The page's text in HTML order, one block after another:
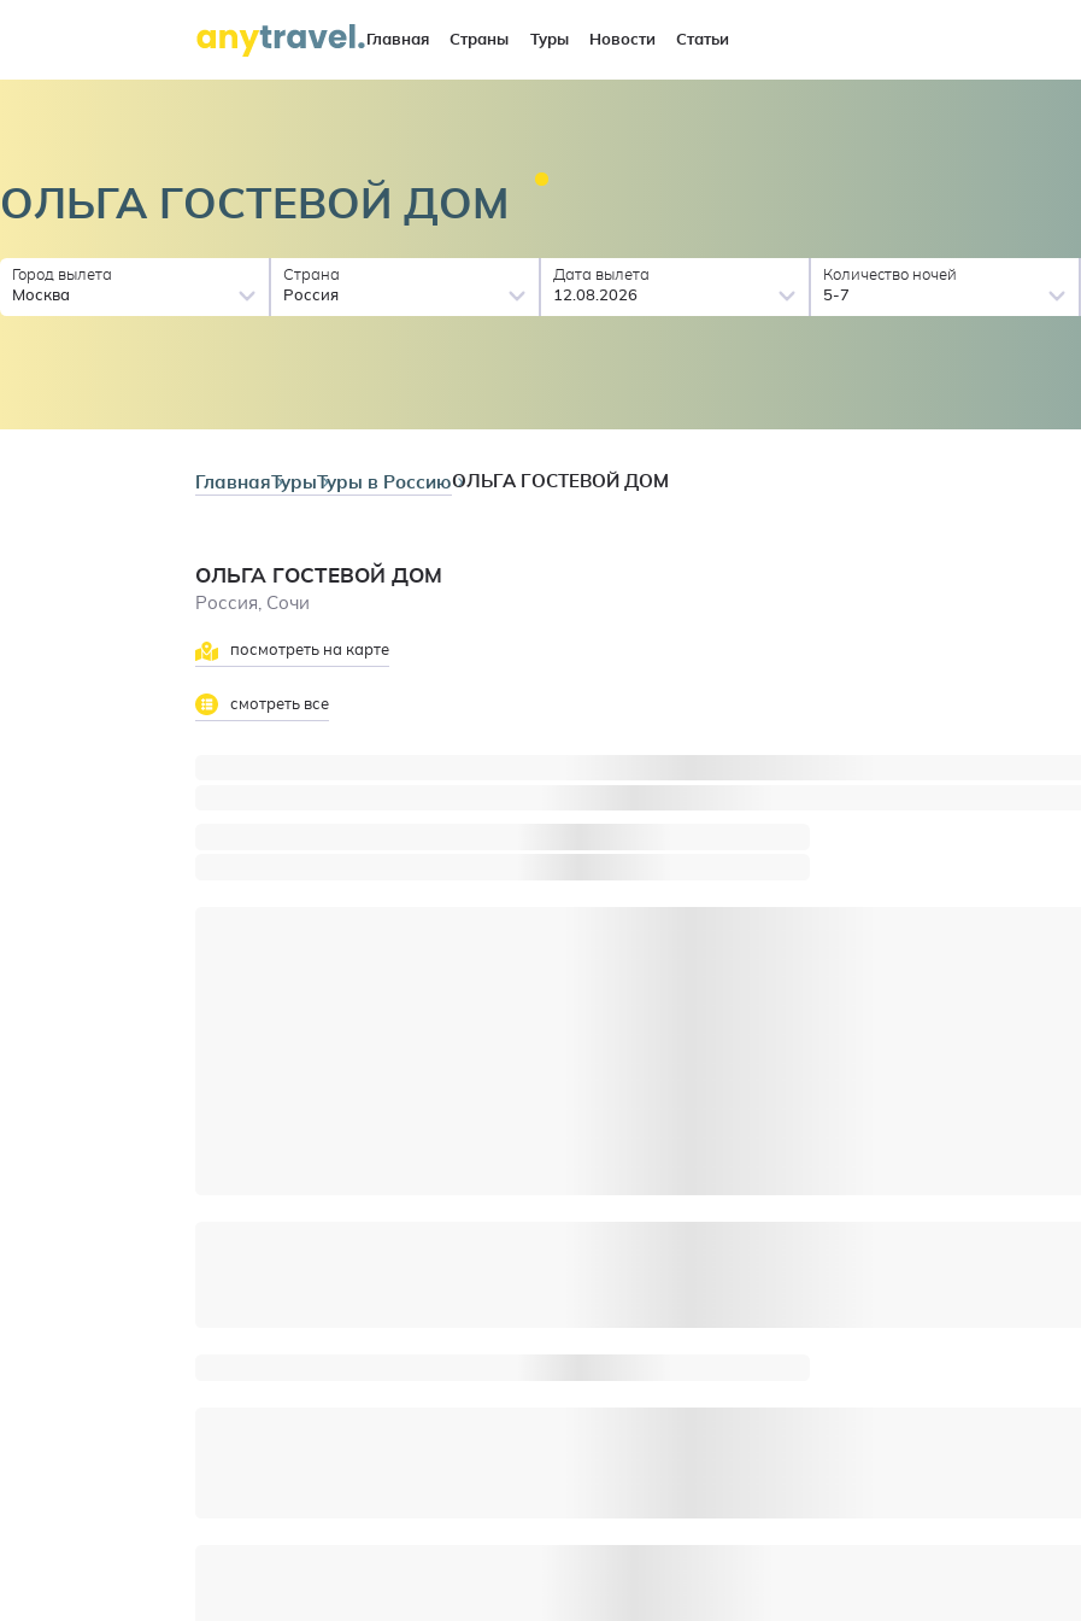
Главная Страны Туры Новости Статьи
ОЛЬГА ГОСТЕВОЙ ДОМ
Город вылета
Москва
Страна
Россия
Дата вылета
12.08.2026
Количество ночей
5-7
ГлавнаяТурыТуры в РоссиюОЛЬГА ГОСТЕВОЙ ДОМ
ОЛЬГА ГОСТЕВОЙ ДОМ
Россия, Сочи
посмотреть на карте
смотреть все